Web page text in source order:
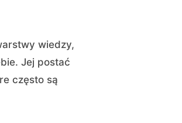
wiedzy,
Jej postać
często są